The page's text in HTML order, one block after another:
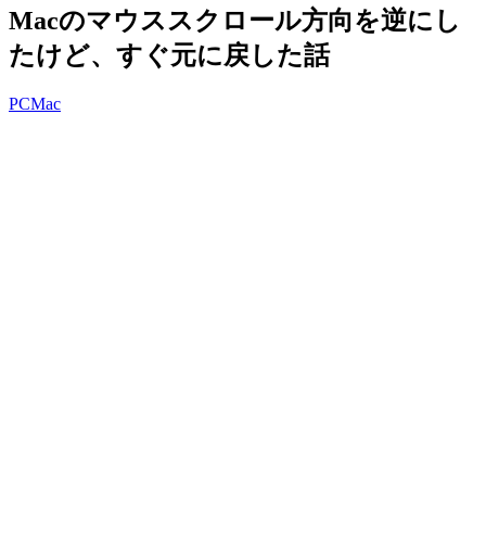
Macのマウススクロール方向を逆にし
たけど、すぐ元に戻した話
PCMacoffice01(オ